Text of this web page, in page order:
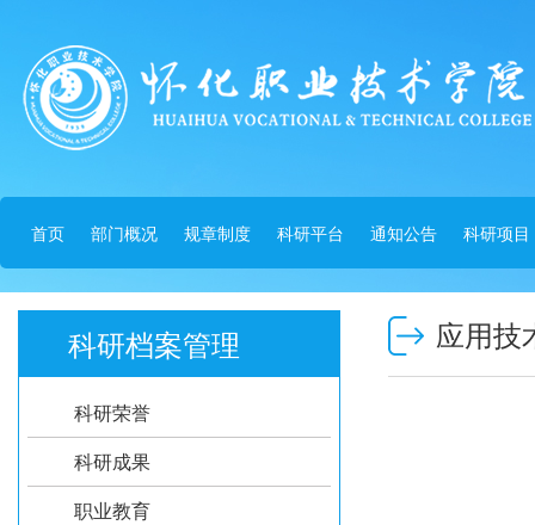
首页 部门概况 规章制度 科研平台 通知公告 科研项目
应用技
科研档案管理
科研荣誉
科研成果
职业教育